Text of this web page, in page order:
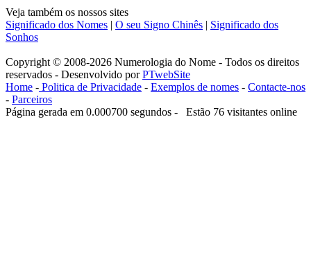
Veja também os nossos sites
Significado dos Nomes
O seu Signo Chinês
Significado dos
Sonhos
Copyright © 2008-2026 Numerologia do Nome - Todos os direitos
reservados - Desenvolvido porPTwebSite
Home - Politica de Privacidade - Exemplos de nomes - Contacte-nos
- Parceiros
Página gerada em 0.000700 segundos - Estão 76 visitantes online